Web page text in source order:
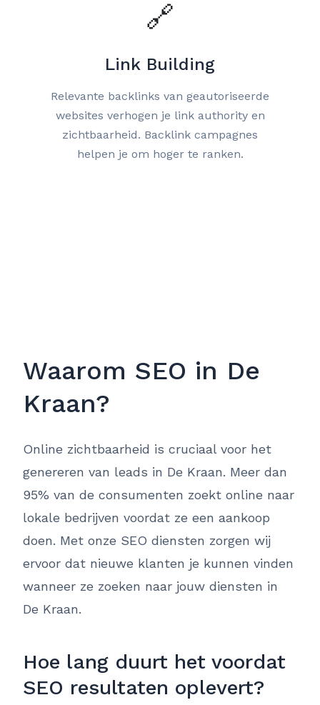
🔗
Link Building
Relevante backlinks van geautoriseerde
websites verhogen je link authority en
zichtbaarheid. Backlink campagnes
helpen je om hoger te ranken.
Waarom SEO in De
Kraan?
Online zichtbaarheid is cruciaal voor het
genereren van leads in De Kraan. Meer dan
95% van de consumenten zoekt online naar
lokale bedrijven voordat ze een aankoop
doen. Met onze SEO diensten zorgen wij
ervoor dat nieuwe klanten je kunnen vinden
wanneer ze zoeken naar jouw diensten in
De Kraan.
Hoe lang duurt het voordat
SEO resultaten oplevert?